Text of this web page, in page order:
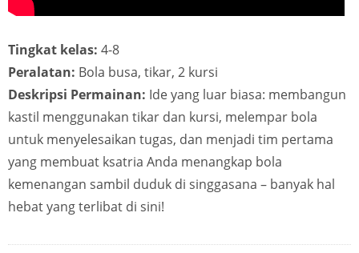
Tingkat kelas: 4-8
Peralatan: Bola busa, tikar, 2 kursi
Deskripsi Permainan: Ide yang luar biasa: membangun
kastil menggunakan tikar dan kursi, melempar bola
untuk menyelesaikan tugas, dan menjadi tim pertama
yang membuat ksatria Anda menangkap bola
kemenangan sambil duduk di singgasana – banyak hal
hebat yang terlibat di sini!